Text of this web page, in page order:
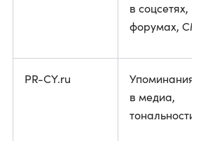
в соцсетях,
форумах,
PR-CY.ru
Упоминания
в медиа,
тональности